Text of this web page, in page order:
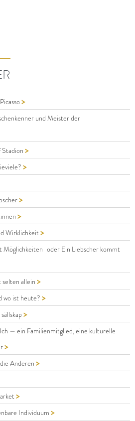
>
und Meister der
>
>
>
>
Wirklichkeit >
Möglichkeiten oder Ein Liebscher kommt
allein >
wo ist heute? >
>
— ein Familienmitglied, eine kulturelle
>
Anderen >
>
Individuum >